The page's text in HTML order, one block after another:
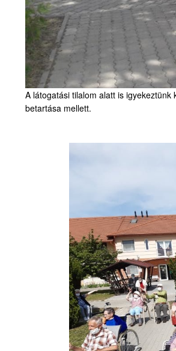
A látogatási tilalom alatt is
betartása mellett.